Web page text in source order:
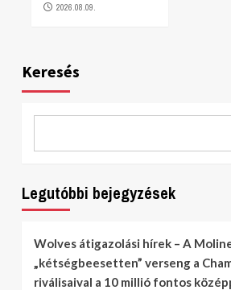
2026.08.09.
Keresés
Legutóbbi bejegyzések
Wolves átigazolási hírek – A
„kétségbeesetten” verseng a
riválisaival a 10 millió fontos